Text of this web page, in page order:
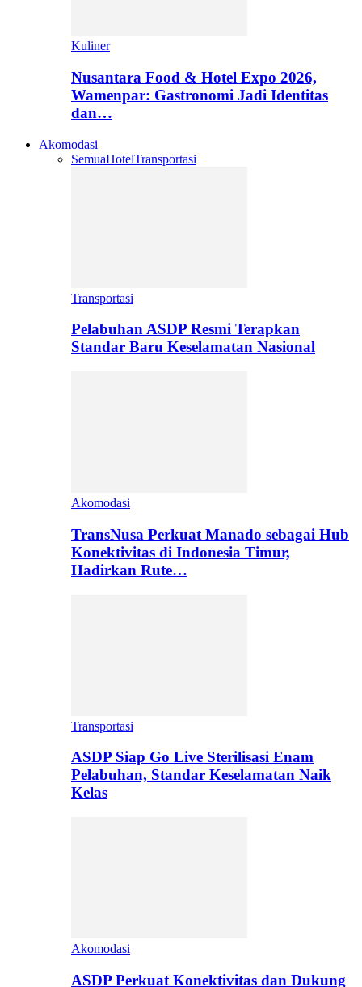
Kuliner
Nusantara Food & Hotel Expo 2026,
Wamenpar: Gastronomi Jadi Identitas
dan…
Akomodasi
SemuaHotelTransportasi
Transportasi
Pelabuhan ASDP Resmi Terapkan
Standar Baru Keselamatan Nasional
Akomodasi
TransNusa Perkuat Manado sebagai Hub
Konektivitas di Indonesia Timur,
Hadirkan Rute…
Transportasi
ASDP Siap Go Live Sterilisasi Enam
Pelabuhan, Standar Keselamatan Naik
Kelas
Akomodasi
ASDP Perkuat Konektivitas dan Dukung